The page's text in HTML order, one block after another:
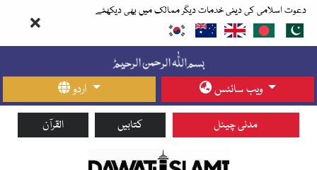
دعوت اسلامی کی دینی خدمات دیگر ممالک میں بھی دیکھئے
اردو ویب سائٹس
القرآن کتابیں مدنی چینل